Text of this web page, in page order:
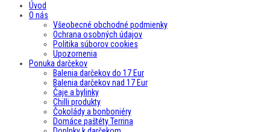
Úvod
O nás
Všeobecné obchodné podmienky
Ochrana osobných údajov
Politika súborov cookies
Upozornenia
Ponuka darčekov
Balenia darčekov do 17 Eur
Balenia darčekov nad 17 Eur
Čaje a bylinky
Chilli produkty
Čokolády a bonboniéry
Domáce paštéty Terrina